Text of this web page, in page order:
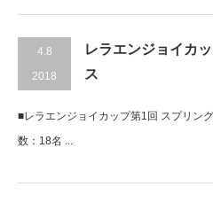
4.8
2018
レラエンジョイカ
ス
■レラエンジョイカップ第1回 スプリン
数：18名 ...